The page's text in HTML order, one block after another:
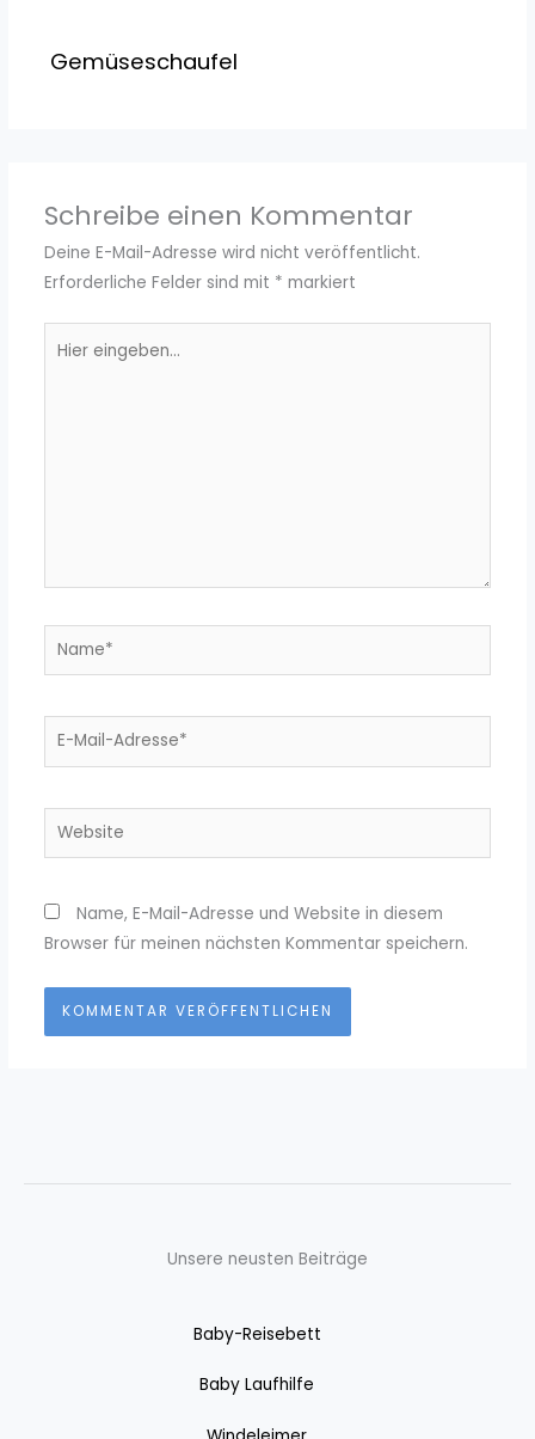
Gemüseschaufel
Schreibe einen Kommentar
Deine E-Mail-Adresse wird nicht veröffentlicht.
Erforderliche Felder sind mit * markiert
eingeben…
Name*
E-
Website
Name, E-Mail-Adresse und Website in diesem
Browser für meinen nächsten Kommentar speichern.
Unsere neusten Beiträge
Baby-Reisebett
Baby Laufhilfe